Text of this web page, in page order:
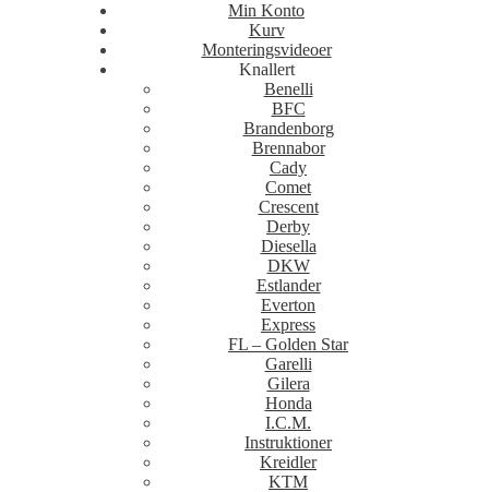
Min Konto
Kurv
Monteringsvideoer
Knallert
Benelli
BFC
Brandenborg
Brennabor
Cady
Comet
Crescent
Derby
Diesella
DKW
Estlander
Everton
Express
FL – Golden Star
Garelli
Gilera
Honda
I.C.M.
Instruktioner
Kreidler
KTM